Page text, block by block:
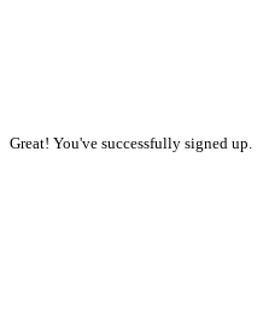
Great! You've successfully signed up.